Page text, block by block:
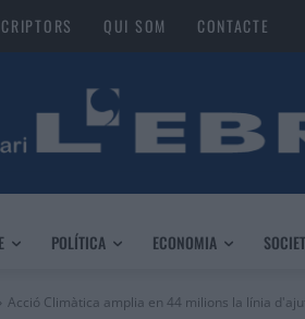
QUI SOM CONTACTE
POLÍTICA ECONOMIA
Acció Climàtica amplia en 44 milions la línia